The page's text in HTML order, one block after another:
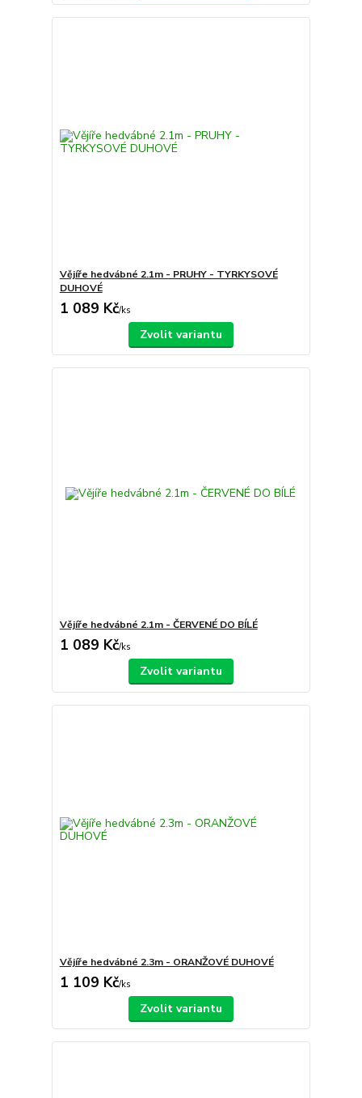
Vějíře hedvábné 2.1m - PRUHY - TYRKYSOVÉ
DUHOVÉ
1 089 Kč/ks
Zvolit variantu
Vějíře hedvábné 2.1m - ČERVENÉ DO BÍLÉ
1 089 Kč/ks
Zvolit variantu
Vějíře hedvábné 2.3m - ORANŽOVÉ DUHOVÉ
1 109 Kč/ks
Zvolit variantu